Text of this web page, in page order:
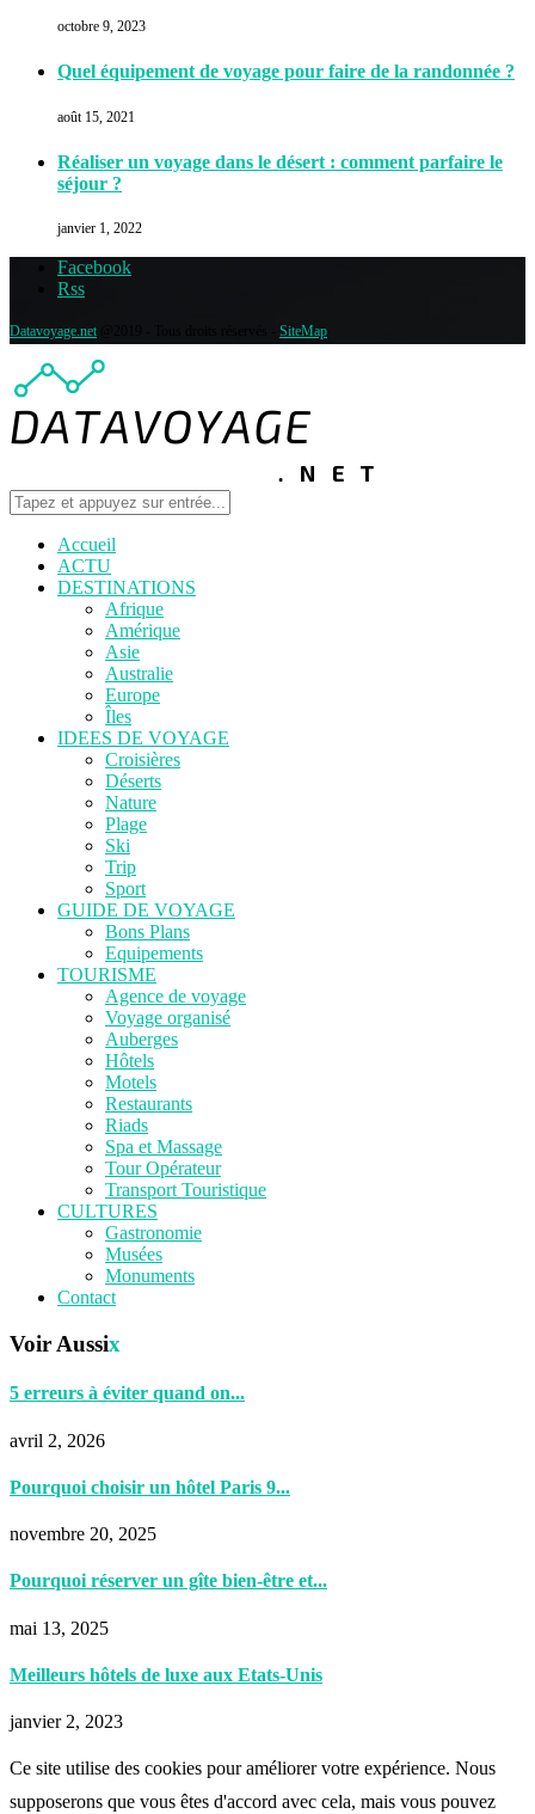
octobre 9, 2023
Quel équipement de voyage pour faire de la randonnée ?
août 15, 2021
Réaliser un voyage dans le désert : comment parfaire le
séjour ?
janvier 1, 2022
Facebook
Rss
Datavoyage.net SiteMap
Accueil
ACTU
DESTINATIONS
Afrique
Amérique
Asie
Australie
Europe
Îles
IDEES DE VOYAGE
Croisières
Déserts
Nature
Plage
Ski
Trip
Sport
GUIDE DE VOYAGE
Bons Plans
Equipements
TOURISME
Agence de voyage
Voyage organisé
Auberges
Hôtels
Motels
Restaurants
Riads
Spa et Massage
Tour Opérateur
Transport Touristique
CULTURES
Gastronomie
Musées
Monuments
Contact
Voir Aussix
5 erreurs à éviter quand on...
avril 2, 2026
Pourquoi choisir un hôtel Paris 9...
novembre 20, 2025
Pourquoi réserver un gîte bien-être et...
mai 13, 2025
Meilleurs hôtels de luxe aux Etats-Unis
janvier 2, 2023
Ce site utilise des cookies pour améliorer votre expérience. Nous
supposerons que vous êtes d'accord avec cela, mais vous pouvez